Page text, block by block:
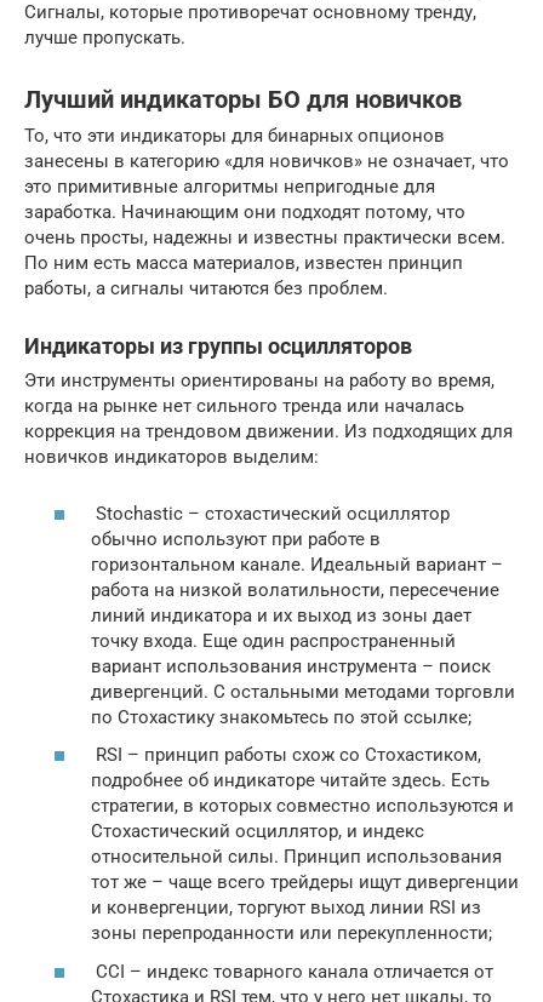
Сигналы, которые противоречат основному тренду,
лучше пропускать.
Лучший индикаторы БО для новичков
То, что эти индикаторы для бинарных опционов
занесены в категорию «для новичков» не означает, что
это примитивные алгоритмы непригодные для
заработка. Начинающим они подходят потому, что
очень просты, надежны и известны практически всем.
По ним есть масса материалов, известен принцип
работы, а сигналы читаются без проблем.
Индикаторы из группы осцилляторов
Эти инструменты ориентированы на работу во время,
когда на рынке нет сильного тренда или началась
коррекция на трендовом движении. Из подходящих для
новичков индикаторов выделим:
Stochastic – стохастический осциллятор
обычно используют при работе в
горизонтальном канале. Идеальный вариант –
работа на низкой волатильности, пересечение
линий индикатора и их выход из зоны дает
точку входа. Еще один распространенный
вариант использования инструмента – поиск
дивергенций. С остальными методами торговли
по Стохастику знакомьтесь по этой ссылке;
RSI – принцип работы схож со Стохастиком,
подробнее об индикаторе читайте здесь. Есть
стратегии, в которых совместно используются и
Стохастический осциллятор, и индекс
относительной силы. Принцип использования
тот же – чаще всего трейдеры ищут дивергенции
и конвергенции, торгуют выход линии RSI из
зоны перепроданности или перекупленности;
CCI – индекс товарного канала отличается от
Стохастика и RSI тем, что у него нет шкалы, то